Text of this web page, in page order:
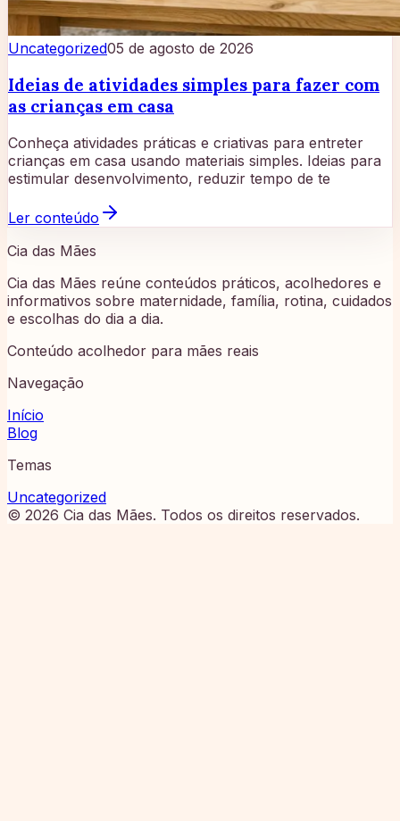
Uncategorized05 de agosto de 2026
Ideias de atividades simples para fazer com
as crianças em casa
Conheça atividades práticas e criativas para entreter
crianças em casa usando materiais simples. Ideias para
estimular desenvolvimento, reduzir tempo de te
Ler conteúdo
Cia das Mães
Cia das Mães reúne conteúdos práticos, acolhedores e
informativos sobre maternidade, família, rotina, cuidados
e escolhas do dia a dia.
Conteúdo acolhedor para mães reais
Navegação
Início
Blog
Temas
Uncategorized
© 2026 Cia das Mães. Todos os direitos reservados.